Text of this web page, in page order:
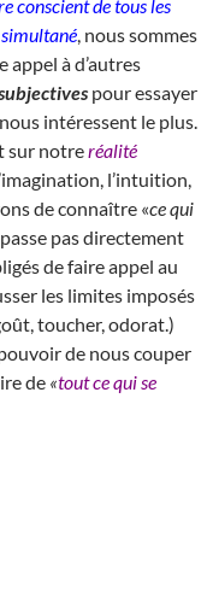
conscient de tous les
, nous sommes
appel à d’autres
pour essayer
intéressent le plus.
sur notreréalité
l’intuition,
de connaître «ce qui
passe pas directement
de faire appel au
les limites imposés
toucher, odorat.)
de nous couper
de «tout ce qui se